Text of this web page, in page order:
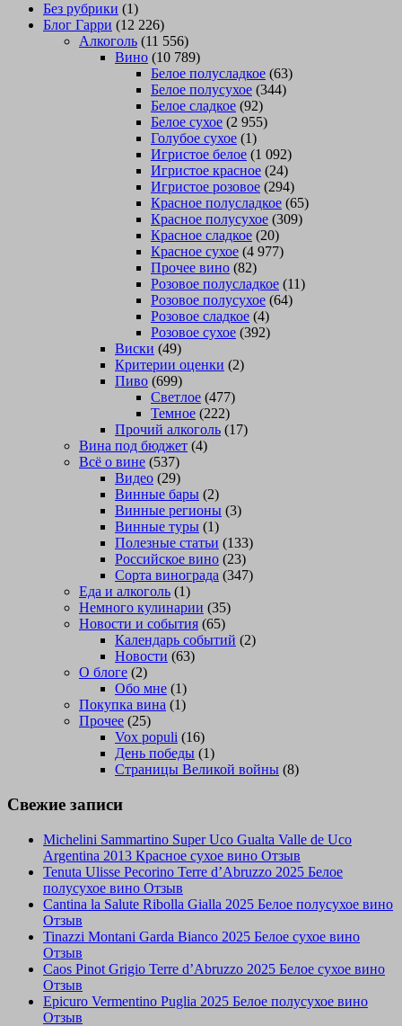
Без рубрики (1)
Блог Гарри (12 226)
Алкоголь (11 556)
Вино (10 789)
Белое полусладкое (63)
Белое полусухое (344)
Белое сладкое (92)
Белое сухое (2 955)
Голубое сухое (1)
Игристое белое (1 092)
Игристое красное (24)
Игристое розовое (294)
Красное полусладкое (65)
Красное полусухое (309)
Красное сладкое (20)
Красное сухое (4 977)
Прочее вино (82)
Розовое полусладкое (11)
Розовое полусухое (64)
Розовое сладкое (4)
Розовое сухое (392)
Виски (49)
Критерии оценки (2)
Пиво (699)
Светлое (477)
Темное (222)
Прочий алкоголь (17)
Вина под бюджет (4)
Всё о вине (537)
Видео (29)
Винные бары (2)
Винные регионы (3)
Винные туры (1)
Полезные статьи (133)
Российское вино (23)
Сорта винограда (347)
Еда и алкоголь (1)
Немного кулинарии (35)
Новости и события (65)
Календарь событий (2)
Новости (63)
О блоге (2)
Обо мне (1)
Покупка вина (1)
Прочее (25)
Vox populi (16)
День победы (1)
Страницы Великой войны (8)
Свежие записи
Michelini Sammartino Super Uco Gualta Valle de Uco
Argentina 2013 Красное сухое вино Отзыв
Tenuta Ulisse Pecorino Terre d’Abruzzo 2025 Белое
полусухое вино Отзыв
Cantina la Salute Ribolla Gialla 2025 Белое полусухое вино
Отзыв
Tinazzi Montani Garda Bianco 2025 Белое сухое вино
Отзыв
Caos Pinot Grigio Terre d’Abruzzo 2025 Белое сухое вино
Отзыв
Epicuro Vermentino Puglia 2025 Белое полусухое вино
Отзыв